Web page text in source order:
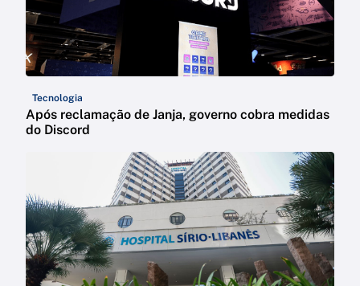
Tecnologia
Após reclamação de Janja, governo cobra medidas
do Discord